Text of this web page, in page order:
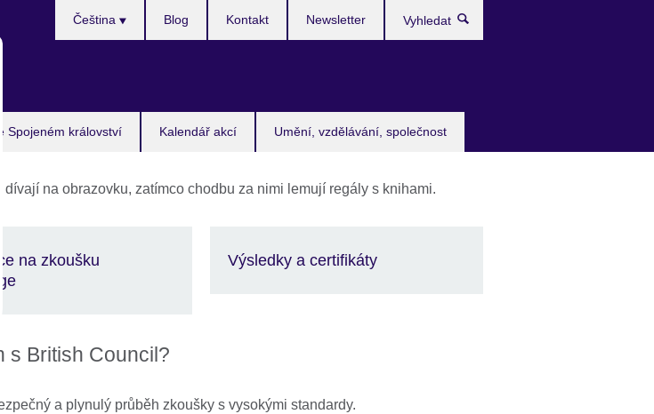
Spojeném království Kalendář akcí Umění, vzdělávání, společnost
Zvolte
Čeština Blog Kontakt Newsletter
na zkoušku
Výsledky a certifikáty
s British Council?
a plynulý průběh zkoušky s vysokými standardy.